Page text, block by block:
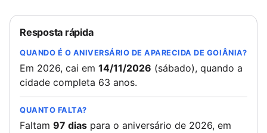
Resposta rápida
QUANDO É O ANIVERSÁRIO DE APARECIDA DE GOIÂNIA?
Em 2026, cai em 14/11/2026 (sábado), quando a
cidade completa 63 anos.
QUANTO FALTA?
Faltam 97 dias para o aniversário de 2026, em